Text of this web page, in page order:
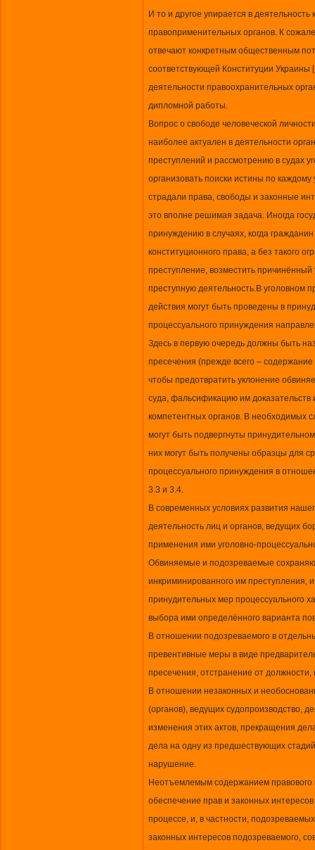
И то и другое упирается в деятельность
правоприменительных органов. К
отвечают конкретным общественным
соответствующей Конституции
деятельности правоохранительных
дипломной работы.
Вопрос о свободе человеческой
наиболее актуален в деятельности
преступлений и рассмотрению в судах
организовать поиски истины по
страдали права, свободы и законные
это вполне решимая задача. Иногда
принуждению в случаях, когда
конституционного права, а без такого
преступление, возместить причинённый
преступную деятельность.В уголовном
действия могут быть проведены в
процессуального принуждения
Здесь в первую очередь должны быть
пресечения (прежде всего –
чтобы предотвратить уклонение
суда, фальсификацию им доказательств
компетентных органов. В необходимых
могут быть подвергнуты
них могут быть получены образцы для
процессуального принуждения в
3.3 и 3.4.
В современных условиях развития
деятельность лиц и органов, ведущих
применения ими уголовно-
Обвиняемые и подозреваемые
инкриминированного им преступления,
принудительных мер процессуального
выбора ими определённого варианта
В отношении подозреваемого в
превентивные меры в виде
пресечения, отстранение от
В отношении незаконных и
(органов), ведущих судопроизводство,
изменения этих актов, прекращения
дела на одну из предшествующих
нарушение.
Неотъемлемым содержанием правового
обеспечение прав и законных
процессе, и, в частности,
законных интересов подозреваемого,